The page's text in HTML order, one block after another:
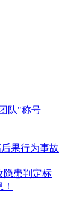
队"称号
果行为事故
隐患判定标